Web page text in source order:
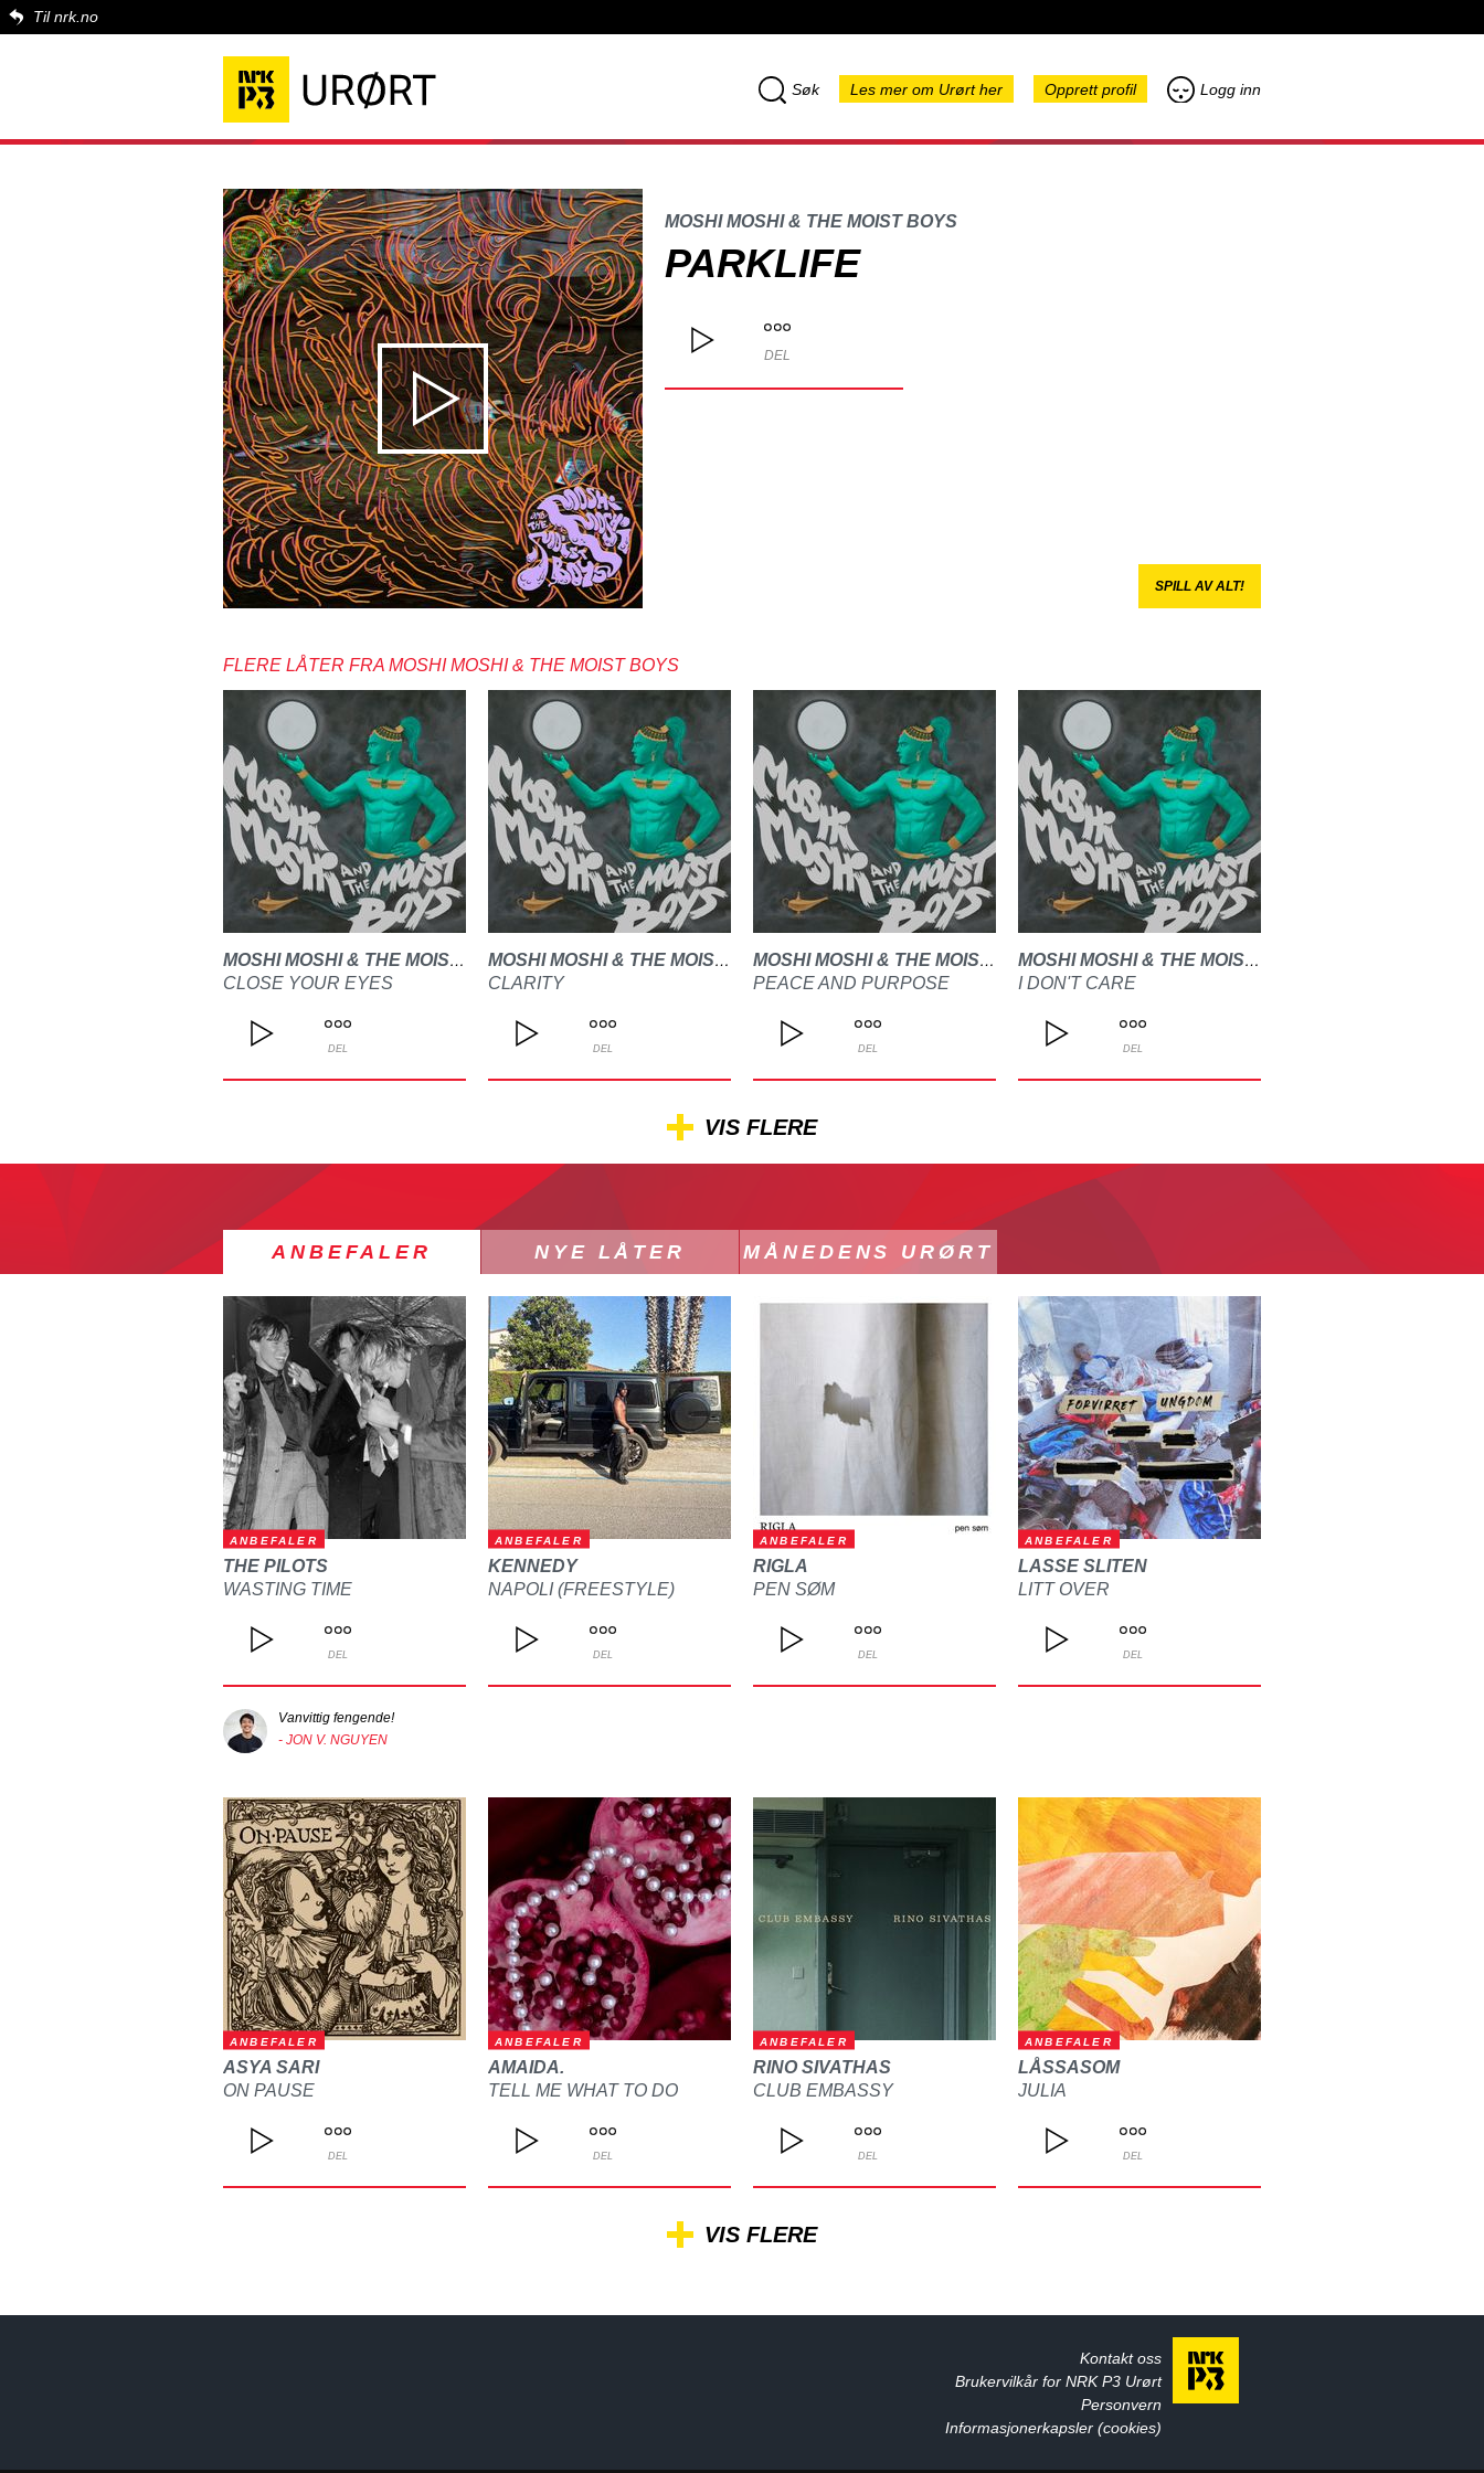
Til nrk.no
Søk Les mer om Urørt her Opprett profil Logg inn
MOSHI MOSHI & THE MOIST BOYS
PARKLIFE
DEL
SPILL AV ALT!
FLERE LÅTER FRA MOSHI MOSHI & THE MOIST BOYS
MOSHI MOSHI & THE MOIST BOYS
CLOSE YOUR EYES
DEL
MOSHI MOSHI & THE MOIST BOYS
CLARITY
DEL
MOSHI MOSHI & THE MOIST BOYS
PEACE AND PURPOSE
DEL
MOSHI MOSHI & THE MOIST BOYS
I DON'T CARE
DEL
VIS FLERE
ANBEFALER NYE LÅTER MÅNEDENS URØRT
ANBEFALER
THE PILOTS
WASTING TIME
DEL
Vanvittig fengende!
- JON V. NGUYEN
ANBEFALER
KENNEDY
NAPOLI (FREESTYLE)
DEL
ANBEFALER
RIGLA
PEN SØM
DEL
ANBEFALER
LASSE SLITEN
LITT OVER
DEL
ANBEFALER
ASYA SARI
ON PAUSE
DEL
ANBEFALER
AMAIDA.
TELL ME WHAT TO DO
DEL
ANBEFALER
RINO SIVATHAS
CLUB EMBASSY
DEL
ANBEFALER
LÅSSASOM
JULIA
DEL
VIS FLERE
Kontakt oss
Brukervilkår for NRK P3 Urørt
Personvern
Informasjonerkapsler (cookies)